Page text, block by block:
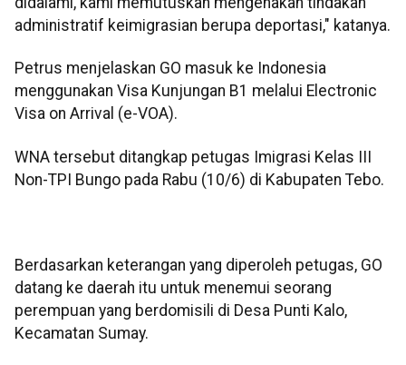
administratif keimigrasian berupa deportasi," katanya.
Petrus menjelaskan GO masuk ke Indonesia
menggunakan Visa Kunjungan B1 melalui Electronic
Visa on Arrival (e-VOA).
WNA tersebut ditangkap petugas Imigrasi Kelas III
Non-TPI Bungo pada Rabu (10/6) di Kabupaten Tebo.
Berdasarkan keterangan yang diperoleh petugas, GO
datang ke daerah itu untuk menemui seorang
perempuan yang berdomisili di Desa Punti Kalo,
Kecamatan Sumay.